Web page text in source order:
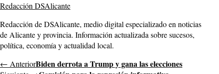
Redacción DSAlicante
Redacción de DSAlicante, medio digital especializado en noticias
de Alicante y provincia. Información actualizada sobre sucesos,
política, economía y actualidad local.
← AnteriorBiden derrota a Trump y gana las elecciones